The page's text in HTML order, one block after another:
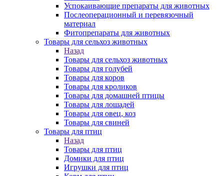
Успокаивающие препараты для животных
Послеоперационный и перевязочный
материал
Фитопрепараты для животных
Товары для сельхоз животных
Назад
Товары для сельхоз животных
Товары для голубей
Товары для коров
Товары для кроликов
Товары для домашней птицы
Товары для лошадей
Товары для овец, коз
Товары для свиней
Товары для птиц
Назад
Товары для птиц
Домики для птиц
Игрушки для птиц